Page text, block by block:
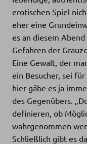
erotischen Spiel
eher eine
es an diesem
Gefahren der
Eine Gewalt, der
ein Besucher, sei
hier gäbe es ja
des Gegenübers.
definieren, ob
wahrgenommen
Schließlich gibt es